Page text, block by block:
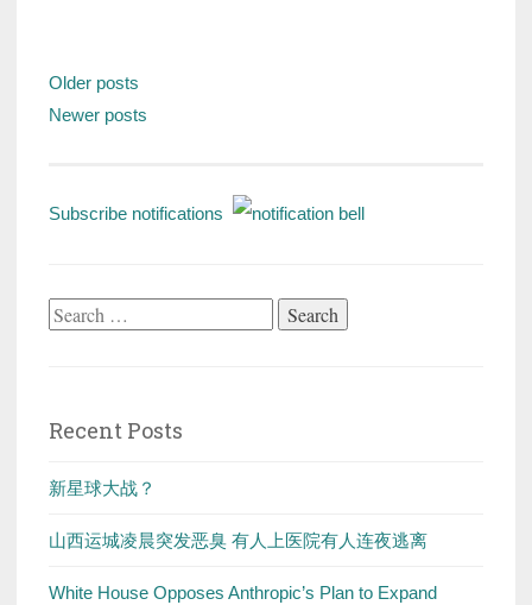
Posts
navigation
Older posts
Newer posts
Subscribe notifications
Search
Recent Posts
新星球大战？
山西运城凌晨突发恶臭 有人上医院有人连夜逃离
White House Opposes Anthropic’s Plan to Expand